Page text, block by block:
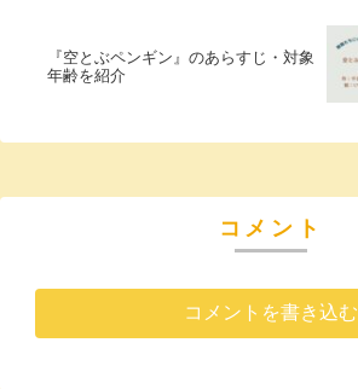
『空とぶペンギン』のあらすじ・対象
年齢を紹介
コメント
コメントを書き込む